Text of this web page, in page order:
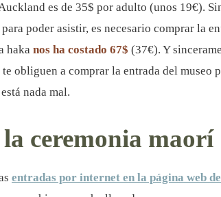
es de 35$ por adulto (unos 19€).
poder asistir, es necesario comprar la
haka nos ha costado 67$ (37€). Y
obliguen a comprar la entrada del museo
nada mal.
ceremonia maorí
entradas por internet en la página web